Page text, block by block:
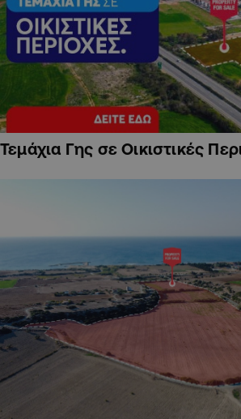
Τεμάχια Γης σε Οικιστικές